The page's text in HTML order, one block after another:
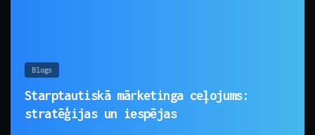
Blogs
Starptautiskā mārketinga ceļojums:
stratēģijas un iespējas